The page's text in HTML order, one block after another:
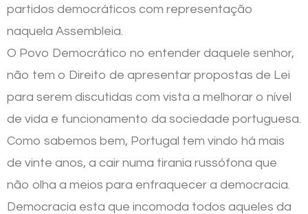
partidos democráticos com representação
naquela Assembleia.
O Povo Democrático no entender daquele senhor,
não tem o Direito de apresentar propostas de Lei
para serem discutidas com vista a melhorar o nível
de vida e funcionamento da sociedade portuguesa.
Como sabemos bem, Portugal tem vindo há mais
de vinte anos, a cair numa tirania russófona que
não olha a meios para enfraquecer a democracia.
Democracia esta que incomoda todos aqueles da